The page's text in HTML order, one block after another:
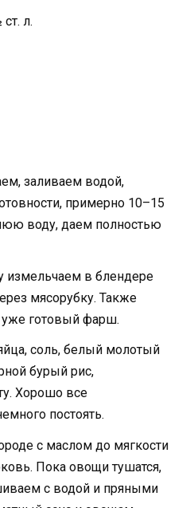
л.
заливаем водой,
примерно 10–15
воду, даем полностью
измельчаем в блендере
мясорубку. Также
готовый фарш.
соль, белый молотый
бурый рис,
Хорошо все
постоять.
с маслом до мягкости
Пока овощи тушатся,
с водой и пряными